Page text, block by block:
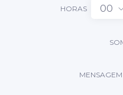
HORAS 00
MENSAGEM